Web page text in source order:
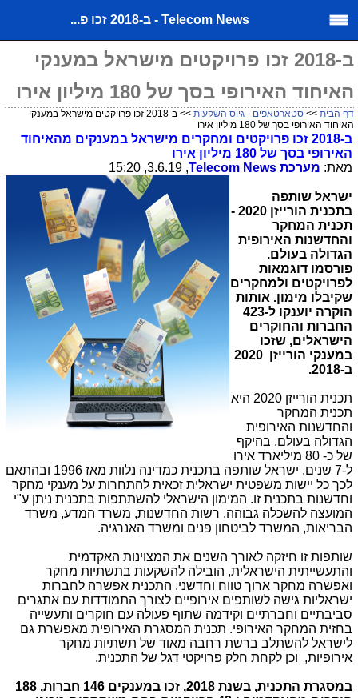
Telecom News - ב-2018 זכו פ...
ב-2018 זכו פרויקטים מישראל במענקי
האיחוד האירופי בסך של 180 מיליון אירו
דף הבית >> סטארטאפים - גיוס השקעות
>> ב-2018 זכו פרויקטים מישראל במענקי
האיחוד האירופי בסך של 180 מיליון אירו
ב-2018 זכו פרויקטים ומחקרים מישראל במענקים מהאיחוד
האירופי בסך של 180 מיליון אירו
מאת: מערכת Telecom News
, 3.6.19, 15:20
ישראל שותפה
בתכנית הורייזן 2020 -
תכנית המחקר
והחדשנות האירופית
הגדולה בעולם.
פורסמו דוגמאות
לפרויקטים ולמחקרים
שקיבלו מימון. אותות
הוקרה יוענקו ל-423
החברות והחוקרים
הישראלים, שזכו
במענקי הורייזן 2020
ב-2018.
תכנית הורייזן 2020 היא
תכנית המחקר
והחדשנות האירופית
הגדולה בעולם, בהיקף
של כ- 80 מיליארד אירו
ל-7 שנים. ישראל שותפה בתכנית כמדינה נלוות מאז 1996 ובהתאם
לכך כל יישות משפטית ישראלית זכאית להתחרות על מענקי מחקר
וחדשנות בתכנית זו. המימון הישראלי להשתתפות בתכנית ניתן ע"י
המועצה להשכלה גבוהה, רשות החדשנות, משרד המדע, משרד
הבריאות, המשרד לביטחון פנים ומשרד האנרגיה.
שותפות זו חיזקה לאורך השנים את המצוינות האקדמית
והתעשייתית הישראלית, הובילה להשקעות בתשתיות מחקר
ואפשרה מחקר ארוך טווח וחדשני. התכנית אפשרה לחברות
ישראליות גישה לשותפים אירופיים לצורך התמודדות עם אתגרים
סביבתיים וחברתיים וקידמה שתוף פעולה עם חוקרים ותעשייה
בחזית המחקר האירופי. תכנית המסגרת האירופית מאפשרת גם
לישראל להשתלב ברשת רחבה מאוד של תשתיות מחקר
אירופיות, וכן לקחת חלק פרויקטי דגל של התכנית.
במסגרת התכנית, בשנת 2018, זכו במענקים 146 חברות, 188